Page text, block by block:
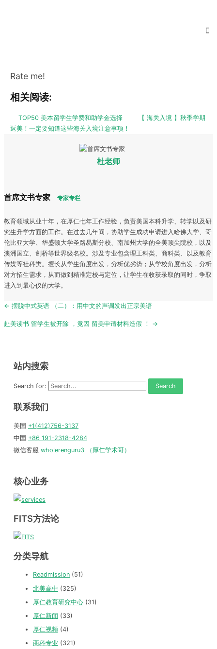
Rate me!
相关阅读:
TOP50 美本留学生学费和助学金选择
【 海关入境 】秋季学期
返美！一定要知道这些海关入境注意事项！
杜老师
首席文书专家 专家专栏
教育领域从业十年，在厚仁七年工作经验，负责美国本科升学、转学以及研
究生升学方面的工作。在过去几年间，协助学生成功申请进入哈佛大学、哥
伦比亚大学、华盛顿大学圣路易斯分校、南加州大学的全美顶尖院校，以及
澳洲国立、剑桥等世界级名校。涉及专业包含理工科类、商科类、以及教育
传媒等社科类。擅长从学生角度出发，分析优劣势；从学校角度出发，分析
对方招生需求，从而做到精准定校与定位，让学生在收获录取的同时，争取
进入到最心仪的大学。
Post
← 摆脱中式英语 （二）：用中文的声调发出正宗美语
赴美读书 留学生被开除 ，竟因 留美申请材料造假 ！ →
站内搜索
Search for:
联系我们
美国 +1(412)756-3137
中国 +86 191-2318-4284
微信客服 wholerenguru3 （厚仁学术哥）
核心业务
FITS方法论
分类导航
Readmission (51)
北美高中 (325)
厚仁教育研究中心 (31)
厚仁新闻 (33)
厚仁视频 (4)
商科专业 (321)